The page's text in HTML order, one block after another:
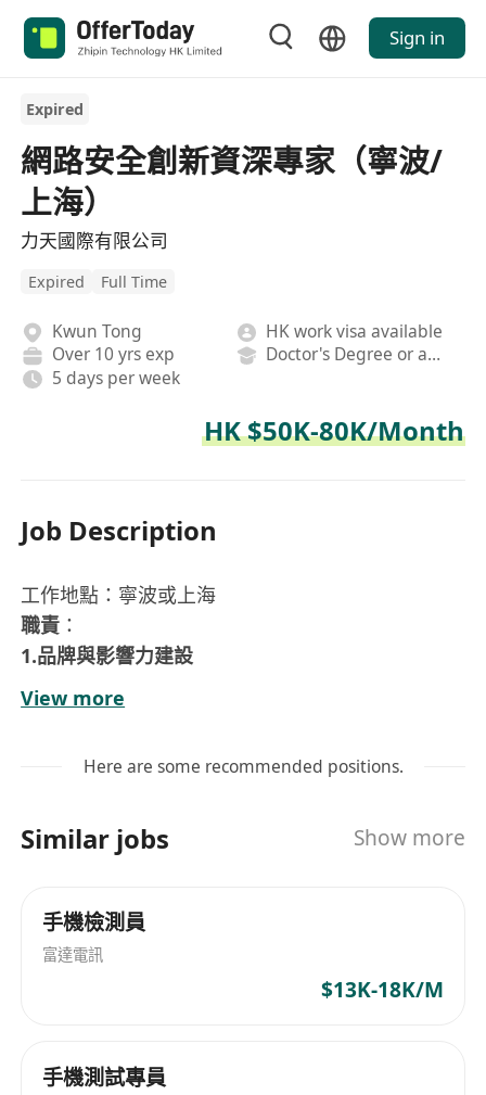
Sign in
Expired
網路安全創新資深專家（寧波/
上海）
力天國際有限公司
Expired Full Time
Kwun Tong
HK work visa available
Over 10 yrs exp
Doctor's Degree or above
5 days per week
HK $50K-80K/Month
Job Description
工作地點：寧波或上海
職責 ：
1.品牌與影響力建設
擔任公司數位安全創新技術發言人，定期於Black
Hat、RSA Conference等國際頂級峰會發表前瞻演
輸出權威行業報告，塑造公司技術領導者形象。
對接MIT CSAIL、中科院等頂尖科研機構，主導聯合
等前沿領域。
3.高端資源整合
通過學術界（IEEE Fellow網絡）、產業界
4.技術決策顧問
View more
Here are some recommended positions.
Similar jobs Show more
手機檢測員
富達電訊
$13K-18K/M
手機測試專員